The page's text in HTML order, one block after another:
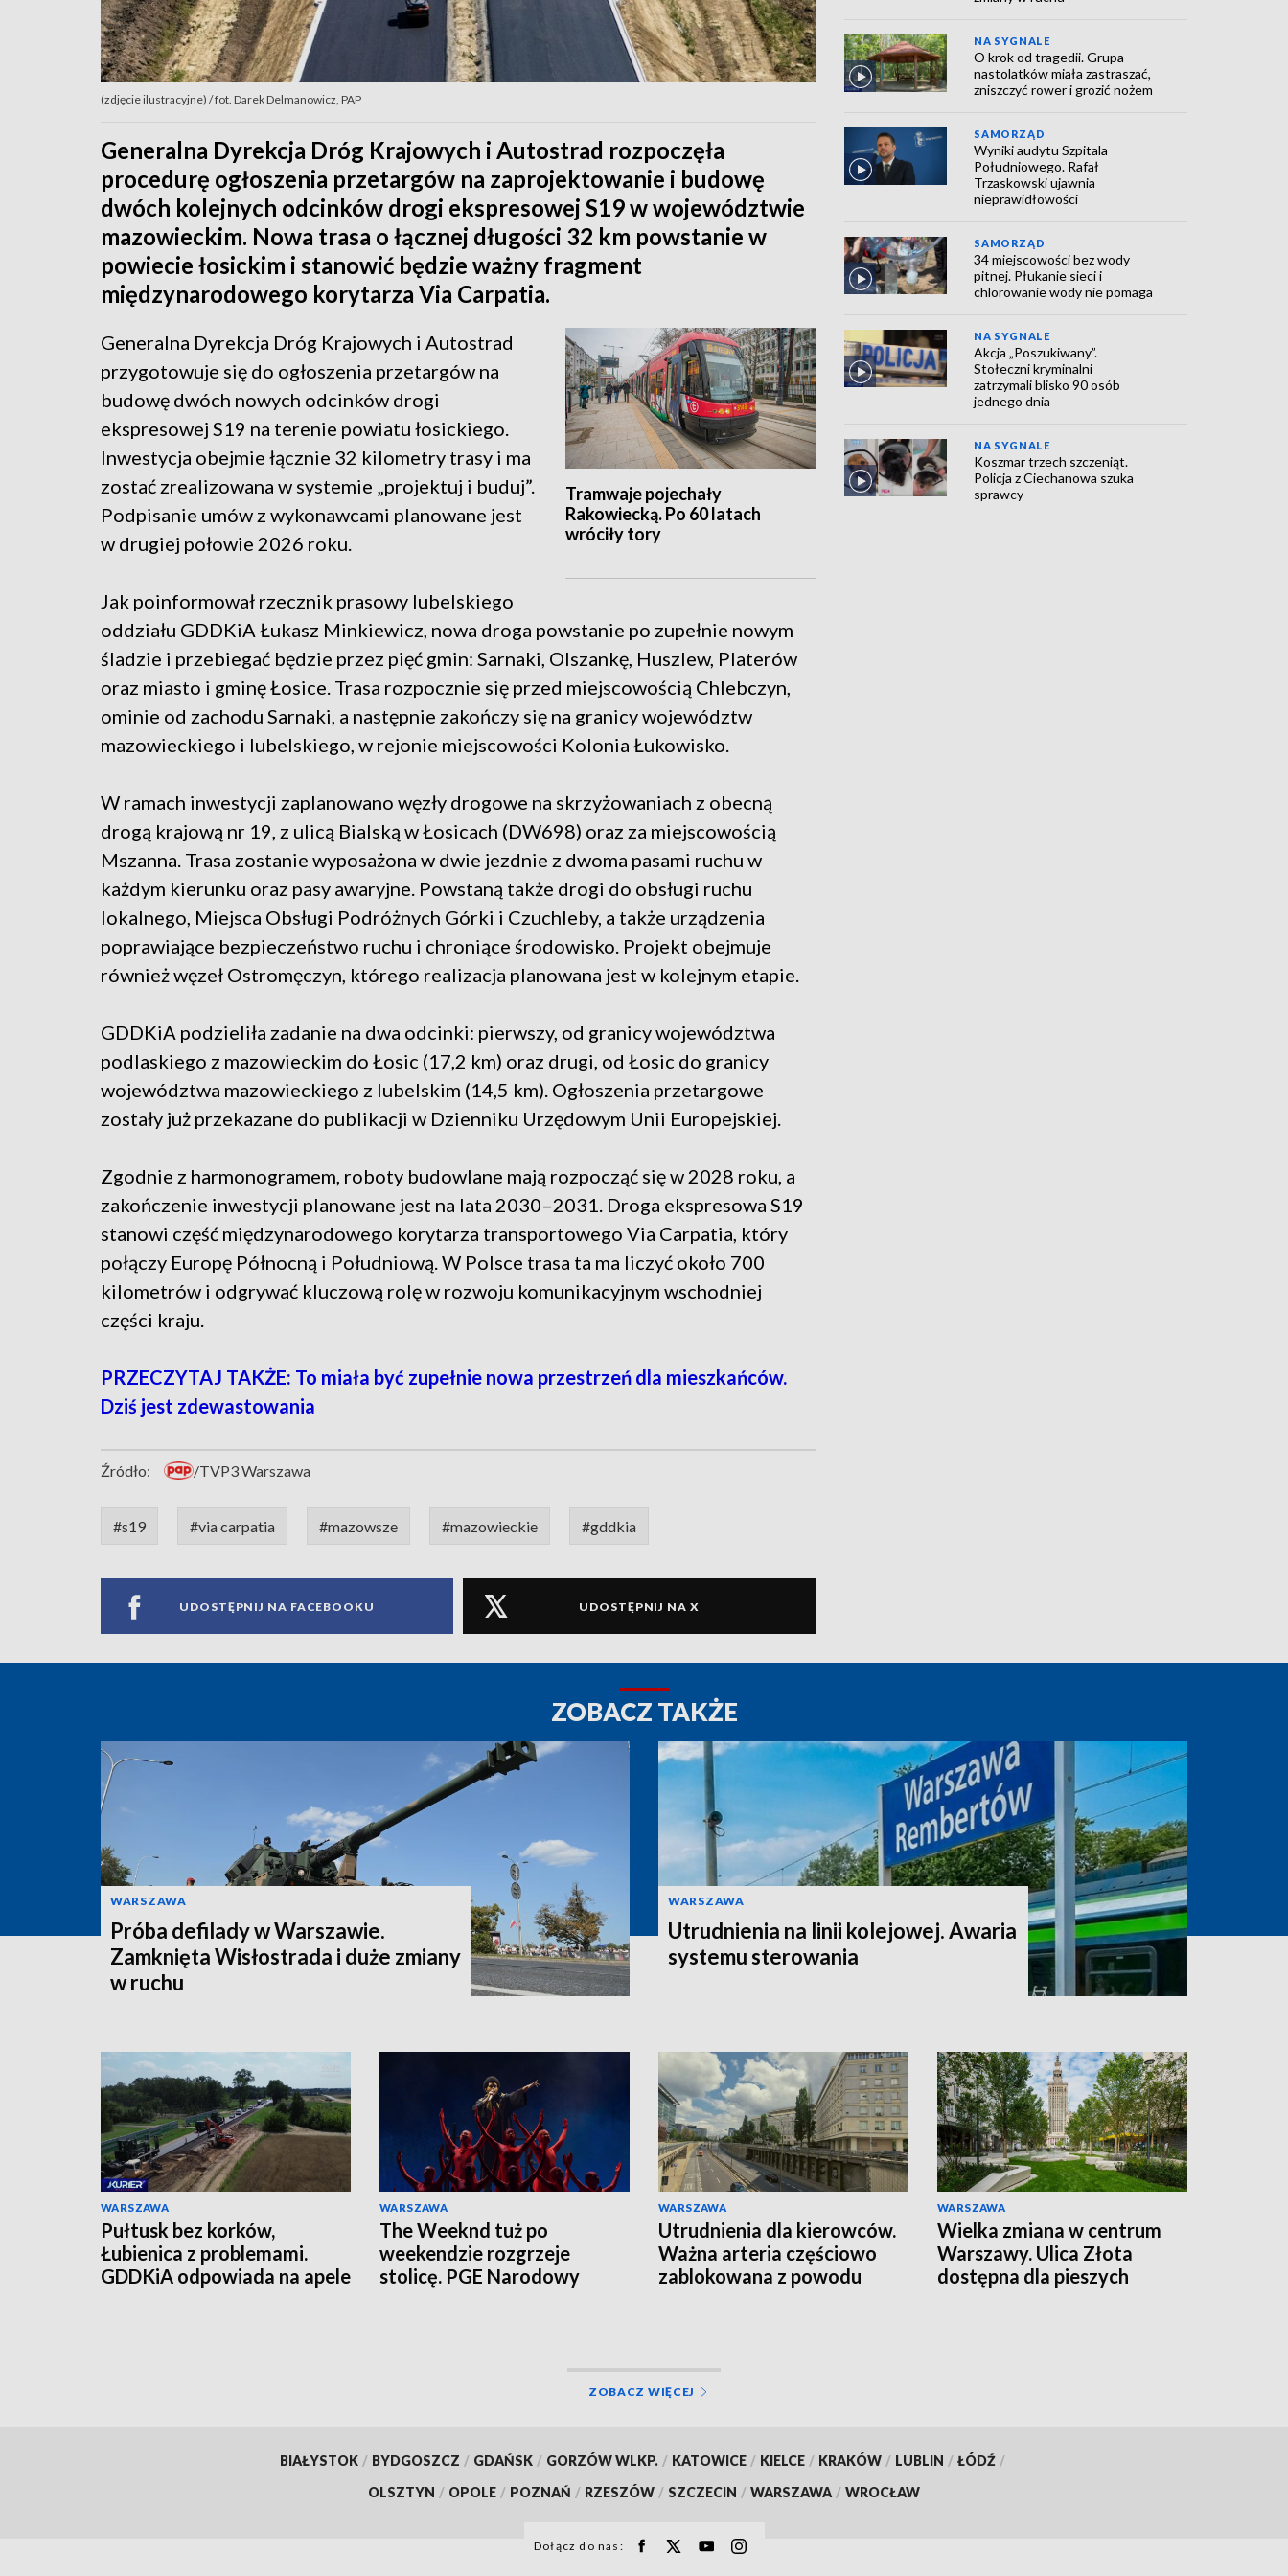
(zdjęcie ilustracyjne) / fot. Darek Delmanowicz, PAP
Generalna Dyrekcja Dróg Krajowych i Autostrad rozpoczęła
procedurę ogłoszenia przetargów na zaprojektowanie i budowę
dwóch kolejnych odcinków drogi ekspresowej S19 w województwie
mazowieckim. Nowa trasa o łącznej długości 32 km powstanie w
powiecie łosickim i stanowić będzie ważny fragment
międzynarodowego korytarza Via Carpatia.
Tramwaje pojechały
Rakowiecką. Po 60 latach
wróciły tory
Generalna Dyrekcja Dróg Krajowych i Autostrad
przygotowuje się do ogłoszenia przetargów na
budowę dwóch nowych odcinków drogi
ekspresowej S19 na terenie powiatu łosickiego.
Inwestycja obejmie łącznie 32 kilometry trasy i ma
zostać zrealizowana w systemie „projektuj i buduj”.
Podpisanie umów z wykonawcami planowane jest
w drugiej połowie 2026 roku.
Jak poinformował rzecznik prasowy lubelskiego
oddziału GDDKiA Łukasz Minkiewicz, nowa droga powstanie po zupełnie nowym
śladzie i przebiegać będzie przez pięć gmin: Sarnaki, Olszankę, Huszlew, Platerów
oraz miasto i gminę Łosice. Trasa rozpocznie się przed miejscowością Chlebczyn,
ominie od zachodu Sarnaki, a następnie zakończy się na granicy województw
mazowieckiego i lubelskiego, w rejonie miejscowości Kolonia Łukowisko.
W ramach inwestycji zaplanowano węzły drogowe na skrzyżowaniach z obecną
drogą krajową nr 19, z ulicą Bialską w Łosicach (DW698) oraz za miejscowością
Mszanna. Trasa zostanie wyposażona w dwie jezdnie z dwoma pasami ruchu w
każdym kierunku oraz pasy awaryjne. Powstaną także drogi do obsługi ruchu
lokalnego, Miejsca Obsługi Podróżnych Górki i Czuchleby, a także urządzenia
poprawiające bezpieczeństwo ruchu i chroniące środowisko. Projekt obejmuje
również węzeł Ostromęczyn, którego realizacja planowana jest w kolejnym etapie.
GDDKiA podzieliła zadanie na dwa odcinki: pierwszy, od granicy województwa
podlaskiego z mazowieckim do Łosic (17,2 km) oraz drugi, od Łosic do granicy
województwa mazowieckiego z lubelskim (14,5 km). Ogłoszenia przetargowe
zostały już przekazane do publikacji w Dzienniku Urzędowym Unii Europejskiej.
Zgodnie z harmonogramem, roboty budowlane mają rozpocząć się w 2028 roku, a
zakończenie inwestycji planowane jest na lata 2030–2031. Droga ekspresowa S19
stanowi część międzynarodowego korytarza transportowego Via Carpatia, który
połączy Europę Północną i Południową. W Polsce trasa ta ma liczyć około 700
kilometrów i odgrywać kluczową rolę w rozwoju komunikacyjnym wschodniej
części kraju.
PRZECZYTAJ TAKŻE: To miała być zupełnie nowa przestrzeń dla mieszkańców.
Dziś jest zdewastowania
Źródło: /TVP3 Warszawa
#s19 #via carpatia #mazowsze #mazowieckie #gddkia
UDOSTĘPNIJ NA FACEBOOKU UDOSTĘPNIJ NA X
NA SYGNALE
O krok od tragedii. Grupa
nastolatków miała zastraszać,
zniszczyć rower i grozić nożem
SAMORZĄD
Wyniki audytu Szpitala
Południowego. Rafał
Trzaskowski ujawnia
nieprawidłowości
SAMORZĄD
34 miejscowości bez wody
pitnej. Płukanie sieci i
chlorowanie wody nie pomaga
NA SYGNALE
Akcja „Poszukiwany”.
Stołeczni kryminalni
zatrzymali blisko 90 osób
jednego dnia
NA SYGNALE
Koszmar trzech szczeniąt.
Policja z Ciechanowa szuka
sprawcy
ZOBACZ TAKŻE
WARSZAWA
Próba defilady w Warszawie.
Zamknięta Wisłostrada i duże zmiany
w ruchu
WARSZAWA
Utrudnienia na linii kolejowej. Awaria
systemu sterowania
WARSZAWA
Pułtusk bez korków,
Łubienica z problemami.
GDDKiA odpowiada na apele
WARSZAWA
The Weeknd tuż po
weekendzie rozgrzeje
stolicę. PGE Narodowy
WARSZAWA
Utrudnienia dla kierowców.
Ważna arteria częściowo
zablokowana z powodu
WARSZAWA
Wielka zmiana w centrum
Warszawy. Ulica Złota
dostępna dla pieszych
ZOBACZ WIĘCEJ
BIAŁYSTOK / BYDGOSZCZ / GDAŃSK / GORZÓW WLKP. / KATOWICE / KIELCE / KRAKÓW / LUBLIN / ŁÓDŹ /
OLSZTYN / OPOLE / POZNAŃ / RZESZÓW / SZCZECIN / WARSZAWA / WROCŁAW
Dołącz do nas: